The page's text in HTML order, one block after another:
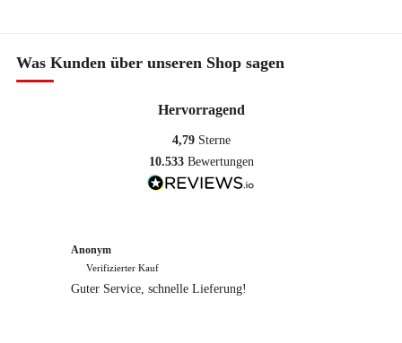
Was Kunden über unseren Shop sagen
Hervorragend
4,79 Sterne
10.533 Bewertungen
Anonym
Verifizierter Kauf
Guter Service, schnelle Lieferung!